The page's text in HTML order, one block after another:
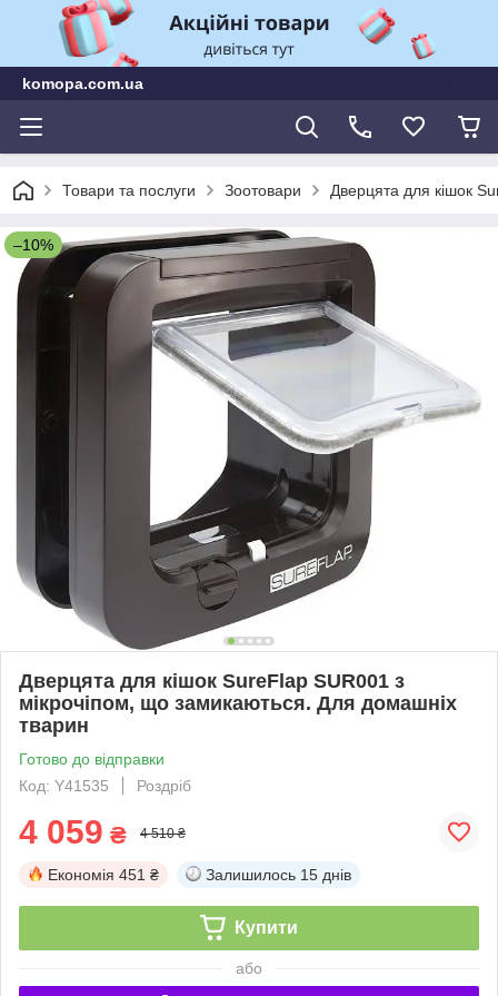
komopa.com.ua
Товари та послуги Зоотовари Дверцята для кішок
–10%
Дверцята для кішок SureFlap SUR001 з
мікрочіпом, що замикаються. Для домашніх
тварин
Готово до відправки
Код: Y41535
Роздріб
4 059 ₴ 4 510 ₴
Економія 451 ₴ Залишилось 15 днів
Купити
або